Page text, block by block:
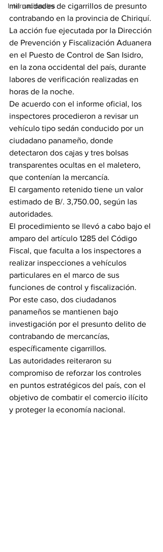
Internacionales
mil unidades de cigarrillos de presunto
contrabando en la provincia de Chiriquí.
La acción fue ejecutada por la Dirección
de Prevención y Fiscalización Aduanera
en el Puesto de Control de San Isidro,
en la zona occidental del país, durante
labores de verificación realizadas en
horas de la noche.
De acuerdo con el informe oficial, los
inspectores procedieron a revisar un
vehículo tipo sedán conducido por un
ciudadano panameño, donde
detectaron dos cajas y tres bolsas
transparentes ocultas en el maletero,
que contenían la mercancía.
El cargamento retenido tiene un valor
estimado de B/. 3,750.00, según las
autoridades.
El procedimiento se llevó a cabo bajo el
amparo del artículo 1285 del Código
Fiscal, que faculta a los inspectores a
realizar inspecciones a vehículos
particulares en el marco de sus
funciones de control y fiscalización.
Por este caso, dos ciudadanos
panameños se mantienen bajo
investigación por el presunto delito de
contrabando de mercancías,
específicamente cigarrillos.
Las autoridades reiteraron su
compromiso de reforzar los controles
en puntos estratégicos del país, con el
objetivo de combatir el comercio ilícito
y proteger la economía nacional.